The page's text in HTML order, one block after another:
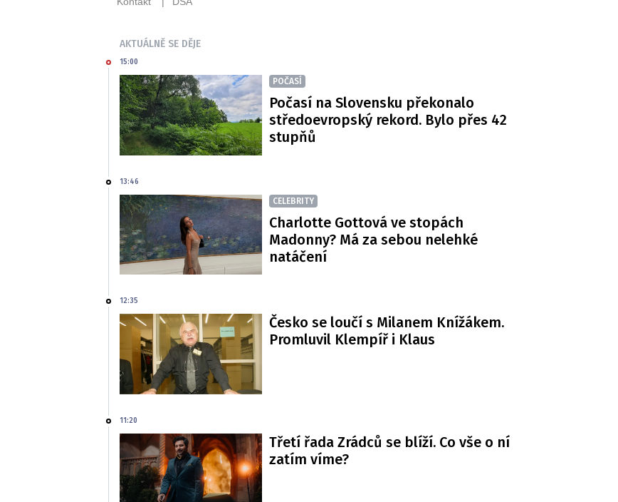
AKTUÁLNĚ SE DĚJE
15:00
POČASÍ
Počasí na Slovensku překonalo
středoevropský rekord. Bylo přes 42
stupňů
13:46
CELEBRITY
Charlotte Gottová ve stopách
Madonny? Má za sebou nelehké
natáčení
12:35
Česko se loučí s Milanem Knížákem.
Promluvil Klempíř i Klaus
11:20
Třetí řada Zrádců se blíží. Co vše o ní
zatím víme?